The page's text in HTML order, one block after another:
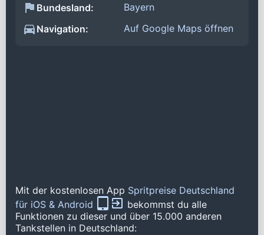
Bundesland:
Bayern
Navigation:
Auf Google Maps öffnen
Mit der kostenlosen App Spritpreise Deutschland
für iOS & Android
bekommst du alle
Funktionen zu dieser und über 15.000 anderen
Tankstellen in Deutschland: